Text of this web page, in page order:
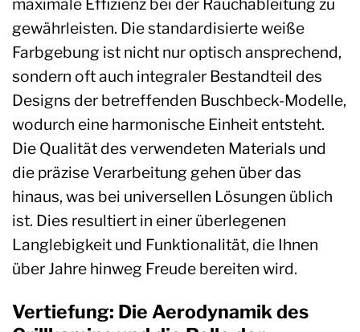
maximale Effizienz bei der Rauchableitung zu
gewährleisten. Die standardisierte weiße
Farbgebung ist nicht nur optisch ansprechend,
sondern oft auch integraler Bestandteil des
Designs der betreffenden Buschbeck-Modelle,
wodurch eine harmonische Einheit entsteht.
Die Qualität des verwendeten Materials und
die präzise Verarbeitung gehen über das
hinaus, was bei universellen Lösungen üblich
ist. Dies resultiert in einer überlegenen
Langlebigkeit und Funktionalität, die Ihnen
über Jahre hinweg Freude bereiten wird.
Vertiefung: Die Aerodynamik des